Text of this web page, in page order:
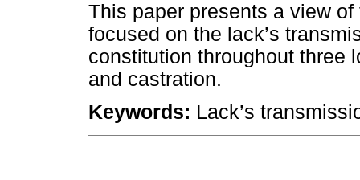
This paper presents a view
focused on the lack’s
constitution throughout three
and castration.
Keywords: Lack’s